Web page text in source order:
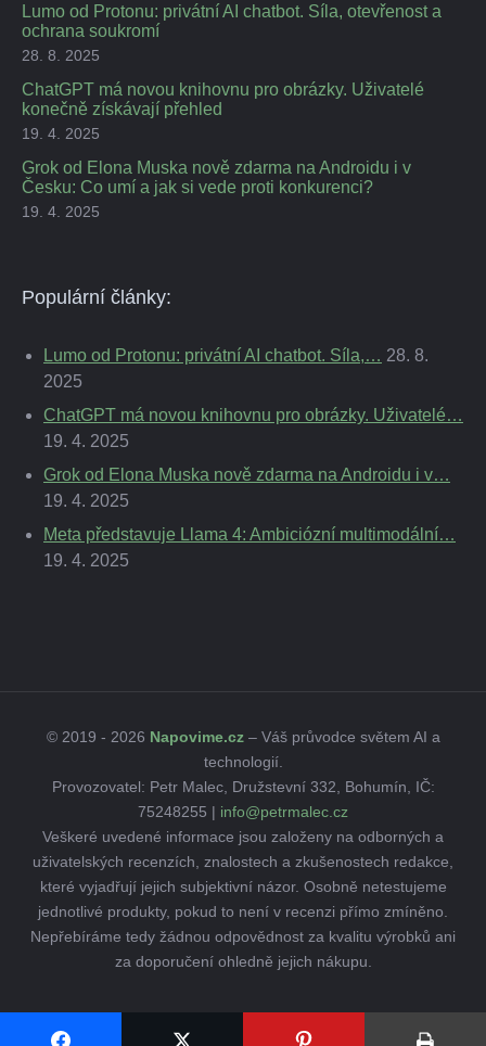
Lumo od Protonu: privátní AI chatbot. Síla, otevřenost a
ochrana soukromí
28. 8. 2025
ChatGPT má novou knihovnu pro obrázky. Uživatelé
konečně získávají přehled
19. 4. 2025
Grok od Elona Muska nově zdarma na Androidu i v
Česku: Co umí a jak si vede proti konkurenci?
19. 4. 2025
Populární články:
Lumo od Protonu: privátní AI chatbot. Síla,… 28. 8.
2025
ChatGPT má novou knihovnu pro obrázky. Uživatelé…
19. 4. 2025
Grok od Elona Muska nově zdarma na Androidu i v…
19. 4. 2025
Meta představuje Llama 4: Ambiciózní multimodální…
19. 4. 2025
© 2019 - 2026 Napovime.cz– Váš průvodce světem AI a
technologií.
Provozovatel: Petr Malec, Družstevní 332, Bohumín, IČ:
75248255 | info@petrmalec.cz
Veškeré uvedené informace jsou založeny na odborných a
uživatelských recenzích, znalostech a zkušenostech redakce,
které vyjadřují jejich subjektivní názor. Osobně netestujeme
jednotlivé produkty, pokud to není v recenzi přímo zmíněno.
Nepřebíráme tedy žádnou odpovědnost za kvalitu výrobků ani
za doporučení ohledně jejich nákupu.